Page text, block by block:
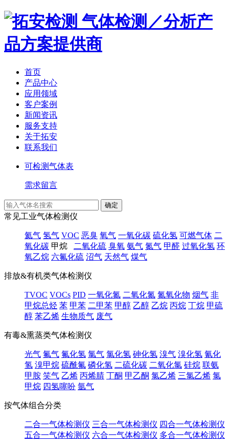
气体检测／分析产
品方案提供商
首页
产品中心
应用领域
客户案例
新闻资讯
服务支持
关于拓安
联系我们
可检测气体表
需求留言
常见工业气体检测仪
氦气 氢气 VOC 恶臭 氧气 一氧化碳 硫化氢 可燃气体 二
氧化碳 甲烷 二氧化硫 臭氧 氨气 氮气 甲醛 过氧化氢 环
氧乙烷 六氟化硫 沼气 天然气 煤气
排放&有机类气体检测仪
TVOC VOCs PID 一氧化氮 二氧化氮 氮氧化物 烟气 非
甲烷总烃 苯 甲苯 二甲苯 甲醇 乙醇 乙烷 丙烷 丁烷 甲硫
醇 苯乙烯 生物质气 废气
有毒&熏蒸类气体检测仪
光气 氟气 氟化氢 氯气 氯化氢 砷化氢 溴气 溴化氢 氰化
氢 溴甲烷 硫酰氟 磷化氢 二硫化碳 二氧化氯 硅烷 联氨
甲胺 笑气 乙烯 丙烯腈 丁酮 甲乙酮 氯乙烯 三氯乙烯 氯
甲烷 四氢噻吩 氩气
按气体组合分类
二合一气体检测仪 三合一气体检测仪 四合一气体检测仪
五合一气体检测仪 六合一气体检测仪 多合一气体检测仪